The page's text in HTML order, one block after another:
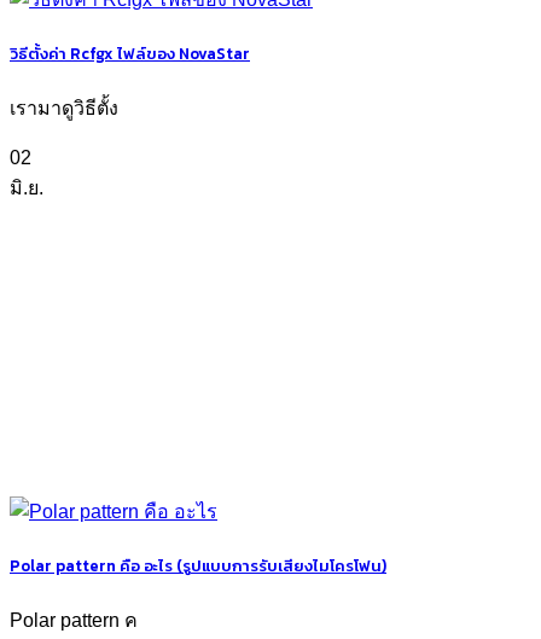
วิธีตั้งค่า Rcfgx ไฟล์ของ NovaStar
เรามาดูวิธีตั้ง
02
มิ.ย.
Polar pattern คือ อะไร (รูปแบบการรับเสียงไมโครโฟน)
Polar pattern ค